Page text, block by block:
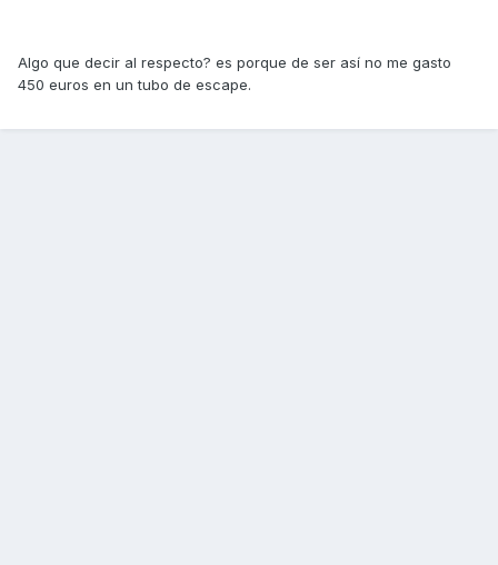
Algo que decir al respecto? es porque de ser así no me gasto
450 euros en un tubo de escape.